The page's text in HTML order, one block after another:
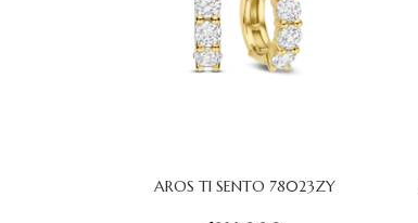
AÑADIR AL CARRITO
AROS TI SENTO 78023ZY